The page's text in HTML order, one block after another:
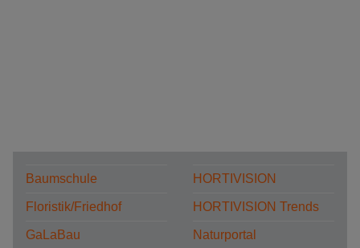
Baumschule
Floristik/Friedhof
GaLaBau
HORTIVISION
HORTIVISION Trends
Naturportal